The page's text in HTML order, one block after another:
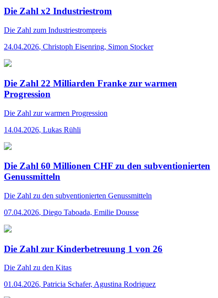
Die Zahl x2 Industriestrom
Die Zahl zum Industriestrompreis
24.04.2026, Christoph Eisenring, Simon Stocker
Die Zahl 22 Milliarden Franke zur warmen
Progression
Die Zahl zur warmen Progression
14.04.2026, Lukas Rühli
Die Zahl 60 Millionen CHF zu den subventionierten
Genussmitteln
Die Zahl zu den subventionierten Genussmitteln
07.04.2026, Diego Taboada, Emilie Dousse
Die Zahl zur Kinderbetreuung 1 von 26
Die Zahl zu den Kitas
01.04.2026, Patricia Schafer, Agustina Rodriguez